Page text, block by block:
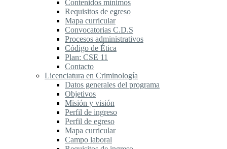
Contenidos mínimos
Requisitos de egreso
Mapa curricular
Convocatorias C.D.S
Procesos administrativos
Código de Ética
Plan: CSE 11
Contacto
Licenciatura en Criminología
Datos generales del programa
Objetivos
Misión y visión
Perfil de ingreso
Perfil de egreso
Mapa curricular
Campo laboral